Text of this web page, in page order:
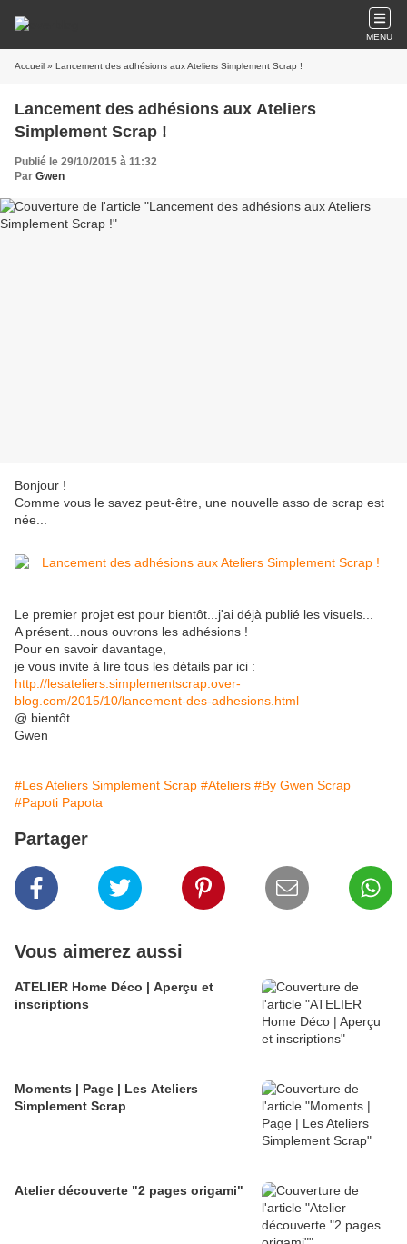
MENU
Accueil » Lancement des adhésions aux Ateliers Simplement Scrap !
Lancement des adhésions aux Ateliers
Simplement Scrap !
Publié le 29/10/2015 à 11:32
Par Gwen
Bonjour !
Comme vous le savez peut-être, une nouvelle asso de scrap est
née...
Le premier projet est pour bientôt...j'ai déjà publié les visuels...
A présent...nous ouvrons les adhésions !
Pour en savoir davantage,
je vous invite à lire tous les détails par ici :
http://lesateliers.simplementscrap.over-
blog.com/2015/10/lancement-des-adhesions.html
@ bientôt
Gwen
#Les Ateliers Simplement Scrap #Ateliers #By Gwen Scrap
#Papoti Papota
Partager
Vous aimerez aussi
ATELIER Home Déco | Aperçu et
inscriptions
Moments | Page | Les Ateliers
Simplement Scrap
Atelier découverte "2 pages origami"